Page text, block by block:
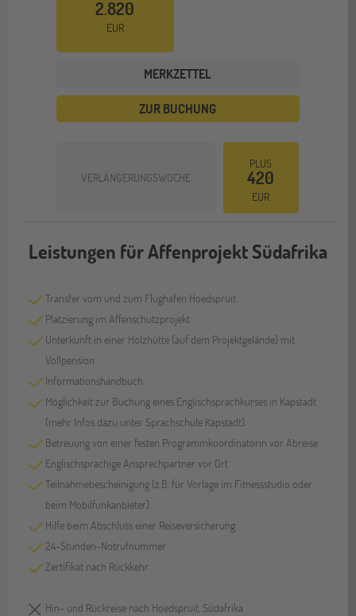
2.820
EUR
MERKZETTEL
ZUR BUCHUNG
VERLÄNGERUNGSWOCHE
PLUS
420
EUR
Leistungen für Affenprojekt Südafrika
Transfer vom und zum Flughafen Hoedspruit
Platzierung im Affenschutzprojekt
Unterkunft in einer Holzhütte (auf dem Projektgelände) mit
Vollpension
Informationshandbuch
Möglichkeit zur Buchung eines Englischsprachkurses in Kapstadt
(mehr Infos dazu unter Sprachschule Kapstadt)
Betreuung von einer festen Programmkoordinatorin vor Abreise
Englischsprachige Ansprechpartner vor Ort
Teilnahmebescheinigung (z.B. für Vorlage im Fitnessstudio oder
beim Mobilfunkanbieter)
Hilfe beim Abschluss einer Reiseversicherung
24-Stunden-Notrufnummer
Zertifikat nach Rückkehr
Hin- und Rückreise nach Hoedspruit, Südafrika